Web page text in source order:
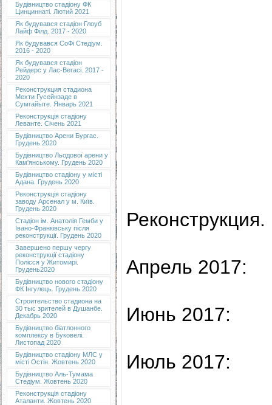
Будівництво стадіону ФК
Цинциннаті. Лютий 2021
Як будувався стадіон Глоуб
Лайф Філд. 2017 - 2020
Як будувався СоФі Стедіум.
2016 - 2020
Як будувався стадіон
Рейдерс у Лас-Вегасі. 2017 -
2020
Реконструкция стадиона
Мехти Гусейнзаде в
Сумгайыте. Январь 2021
Реконструкція стадіону
Леванте. Січень 2021
Будівництво Арени Бургас.
Грудень 2020
Будівництво Льодової арени у
Кам'янському. Грудень 2020
Будівництво стадіону у місті
Адана. Грудень 2020
Реконструкція стадіону
заводу Арсенал у м. Київ.
Грудень 2020
Cтадіон ім. Анатолія Гемби у
Івано-Франківську після
реконструкції. Грудень 2020
Завершено першу чергу
реконструкції стадіону
Полісся у Житомирі.
Грудень2020
Будівництво нового стадіону
ФК Інгулець. Грудень 2020
Строительство стадиона на
30 тыс зрителей в Душанбе.
Декабрь 2020
Будівництво біатлонного
комплексу в Буковелі.
Листопад 2020
Будівництво стадіону МЛС у
місті Остін. Жовтень 2020
Будівництво Аль-Тумама
Стедіум. Жовтень 2020
Реконструкція стадіону
Аталанти. Жовтень 2020
Апрель 2017:
Июнь 2017:
Июль 2017: